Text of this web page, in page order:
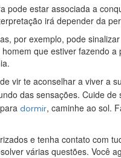
pode estar associada a
irá depender da
por exemplo, pode
que estiver fazendo
vir te aconselhar a viver a
das sensações. Cuide de
dormir, caminhe ao sol.
e tenha contato com
várias questões. Você